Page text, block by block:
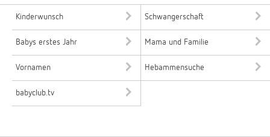
Kinderwunsch Schwangerschaft
Babys erstes Jahr Mama und Familie
Vornamen Hebammensuche
babyclub.tv